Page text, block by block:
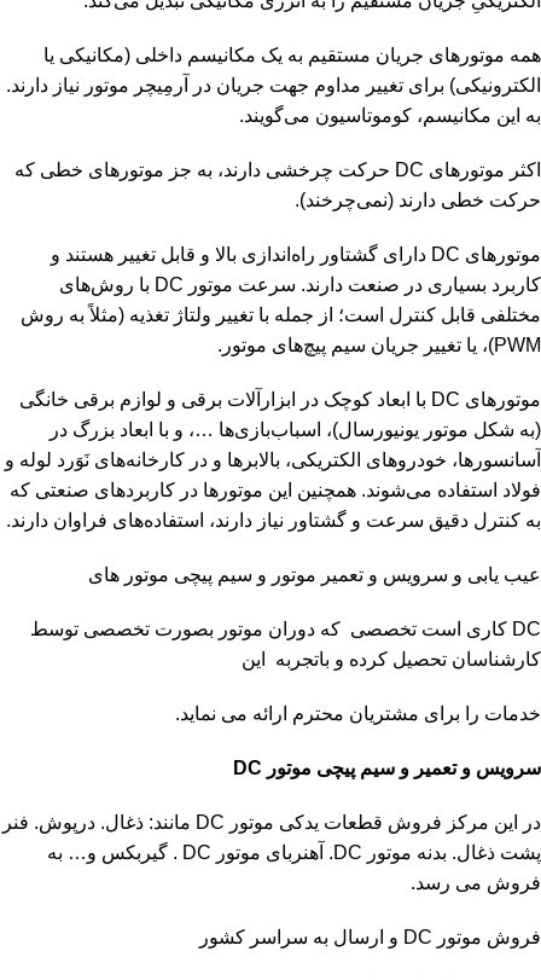
همه موتورهای جریان مستقیم به یک مکانیسم داخلی (مکانیکی یا
الکترونیکی) برای تغییر مداوم جهت جریان در آرمِیچر موتور نیاز دارند.
به این مکانیسم، کوموتاسیون می‌گویند.
اکثر موتورهای DC حرکت چرخشی دارند، به جز موتورهای خطی که
حرکت خطی دارند (نمی‌چرخند).
موتورهای DC دارای گشتاور راه‌اندازی بالا و قابل تغییر هستند و
کاربرد بسیاری در صنعت دارند. سرعت موتور DC با روش‌های
مختلفی قابل کنترل است؛ از جمله با تغییر ولتاژ تغذیه‌ (مثلاً به روش
PWM)، یا تغییر جریان سیم‌ پیچ‌های موتور.
موتورهای DC با ابعاد کوچک در ابزارآلات برقی و لوازم برقی خانگی
(به شکل موتور یونیورسال)، اسباب‌بازی‌ها …، و با ابعاد بزرگ در
آسانسورها، خودروهای الکتریکی، بالابرها و در کارخانه‌های نَوَرد لوله و
فولاد استفاده می‌شوند. همچنین این موتورها در کاربردهای صنعتی که
به کنترل دقیق سرعت و گشتاور نیاز دارند، استفاده‌های فراوان دارند.
عیب یابی و سرویس و تعمیر موتور و سیم پیچی موتور های
DC کاری است تخصصی که دوران موتور بصورت تخصصی توسط
کارشناسان تحصیل کرده و باتجربه این
خدمات را برای مشتریان محترم ارائه می نماید.
سرویس و تعمیر و سیم پیچی موتور DC
در این مرکز فروش قطعات یدکی موتور DC مانند: ذغال. درپوش. فنر
پشت ذغال. بدنه موتور DC. آهنربای موتور DC . گیربکس و… به
فروش می رسد.
فروش موتور DC و ارسال به سراسر کشور